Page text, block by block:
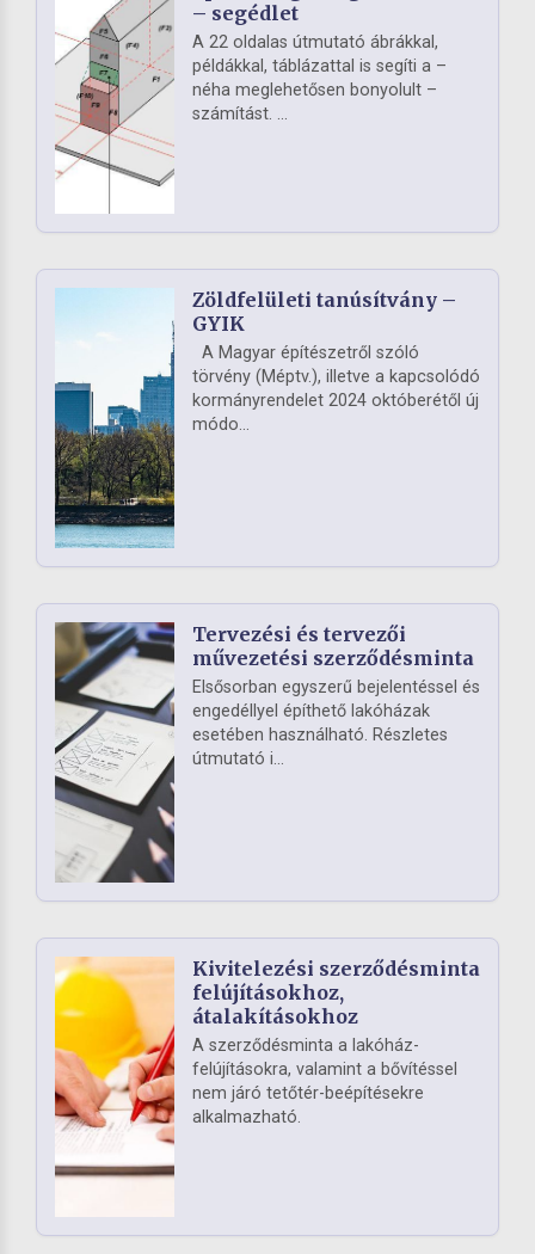
– segédlet
A 22 oldalas útmutató ábrákkal,
példákkal, táblázattal is segíti a –
néha meglehetősen bonyolult –
számítást. ...
Zöldfelületi tanúsítvány –
GYIK
A Magyar építészetről szóló
törvény (Méptv.), illetve a kapcsolódó
kormányrendelet 2024 októberétől új
módo...
Tervezési és tervezői
művezetési szerződésminta
Elsősorban egyszerű bejelentéssel és
engedéllyel építhető lakóházak
esetében használható. Részletes
útmutató i...
Kivitelezési szerződésminta
felújításokhoz,
átalakításokhoz
A szerződésminta a lakóház-
felújításokra, valamint a bővítéssel
nem járó tetőtér-beépítésekre
alkalmazható.